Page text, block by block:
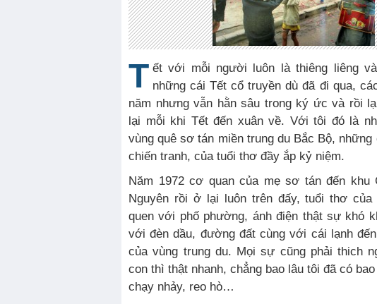
T ết với mỗi người luôn là thiêng liêng
những cái Tết cổ truyền dù đã đi qua,
năm nhưng vẫn hằn sâu trong ký ức và rồi
lại mỗi khi Tết đến xuân về. Với tôi đó là
vùng quê sơ tán miền trung du Bắc Bộ,
chiến tranh, của tuổi thơ đầy ắp kỷ niệm.
Năm 1972 cơ quan của mẹ sơ tán đến khu
Nguyên rồi ở lại luôn trên đấy, tuổi thơ của
quen với phố phường, ánh điện thật sự khó
với đèn dầu, đường đất cùng với cái lạnh
của vùng trung du. Mọi sự cũng phải thich
con thì thật nhanh, chẳng bao lâu tôi đã có
chạy nhảy, reo hò…